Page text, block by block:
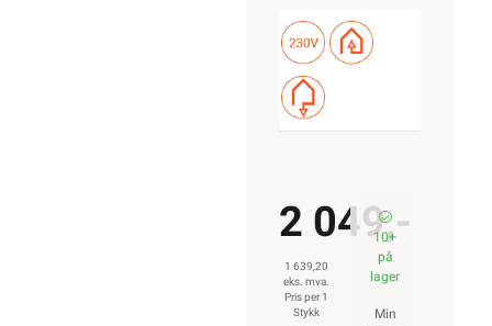
2 049,-
1 639,20
eks. mva.
Pris per 1
Stykk
10+
på
lager
Min